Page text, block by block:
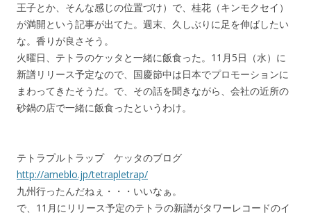
王子とか、そんな感じの位置づけ）で、桂花（キンモクセイ）
が満開という記事が出てた。週末、久しぶりに足を伸ばしたい
な。香りが良さそう。
火曜日、テトラのケッタと一緒に飯食った。11月5日（水）に
新譜リリース予定なので、国慶節中は日本でプロモーションに
まわってきたそうだ。で、その話を聞きながら、会社の近所の
砂鍋の店で一緒に飯食ったというわけ。
テトラプルトラップ ケッタのブログ
http://ameblo.jp/tetrapletrap/
九州行ったんだねぇ・・・いいなぁ。
で、11月にリリース予定のテトラの新譜がタワーレコードのイ